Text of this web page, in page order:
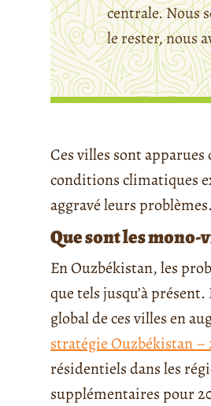
centrale. Nous
le rester, nous
Ces villes sont apparues
conditions climatiques
aggravé leurs problèmes.
Que sont les mono-
En Ouzbékistan, les
que tels jusqu’à
global de ces villes en
stratégie Ouzbékistan –
résidentiels dans les
supplémentaires pour